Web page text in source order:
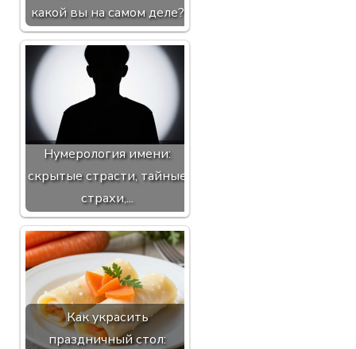
какой вы на самом деле?
Нумерология имени:
скрытые страсти, тайные
страхи,...
Как украсить
праздничный стол: